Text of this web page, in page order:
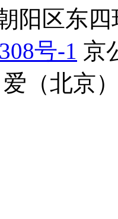
阳区东
号-1 京
（北京